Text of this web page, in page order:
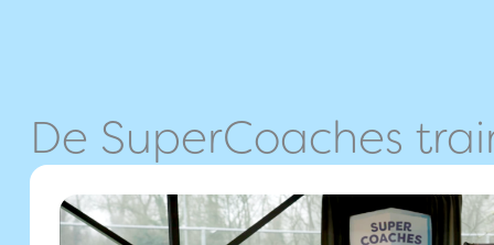
De SuperCoaches